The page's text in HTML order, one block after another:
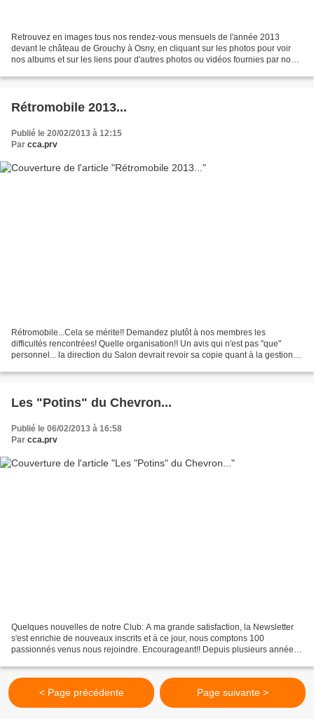
Retrouvez en images tous nos rendez-vous mensuels de l'année 2013
devant le château de Grouchy à Osny, en cliquant sur les photos pour voir
nos albums et sur les liens pour d'autres photos ou vidéos fournies par nos
Rétromobile 2013...
Publié le 20/02/2013 à 12:15
Par cca.prv
Rétromobile...Cela se mérite!! Demandez plutôt à nos membres les
difficultés rencontrées! Quelle organisation!! Un avis qui n'est pas "que"
personnel... la direction du Salon devrait revoir sa copie quant à la gestion et
Les "Potins" du Chevron...
Publié le 06/02/2013 à 16:58
Par cca.prv
Quelques nouvelles de notre Club: A ma grande satisfaction, la Newsletter
s'est enrichie de nouveaux inscrits et à ce jour, nous comptons 100
passionnés venus nous rejoindre. Encourageant!! Depuis plusieurs années,
< Page précédente Page suivante >